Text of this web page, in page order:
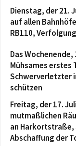
Dienstag, der 21.
auf allen
RB110,
Das Wochenende,
Mühsames erstes
Schwerverletzter
schützen
Freitag, der 17.
mutmaßlichen
an
Abschaffung der